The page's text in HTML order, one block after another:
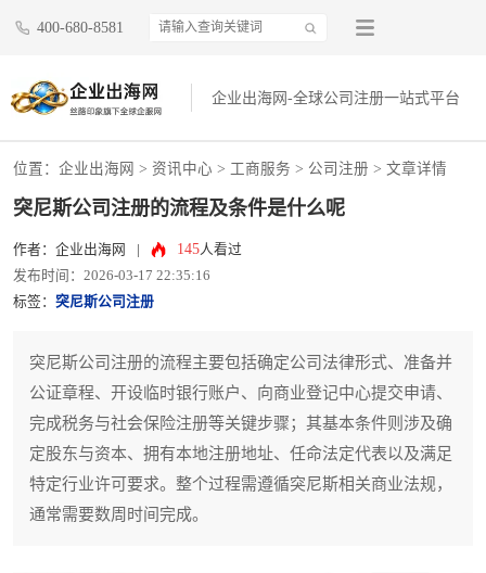
400-680-8581
企业出海网-全球公司注册一站式平台
位置： 企业出海网 > 资讯中心 > 工商服务 > 公司注册 > 文章详情
突尼斯公司注册的流程及条件是什么呢
作者：企业出海网 145人看过
发布时间：2026-03-17 22:35:16
标签： 突尼斯公司注册
突尼斯公司注册的流程主要包括确定公司法律形式、准备并
公证章程、开设临时银行账户、向商业登记中心提交申请、
完成税务与社会保险注册等关键步骤；其基本条件则涉及确
定股东与资本、拥有本地注册地址、任命法定代表以及满足
特定行业许可要求。整个过程需遵循突尼斯相关商业法规，
通常需要数周时间完成。